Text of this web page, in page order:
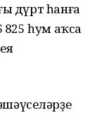
дүрт һанға
825 һум аҡса